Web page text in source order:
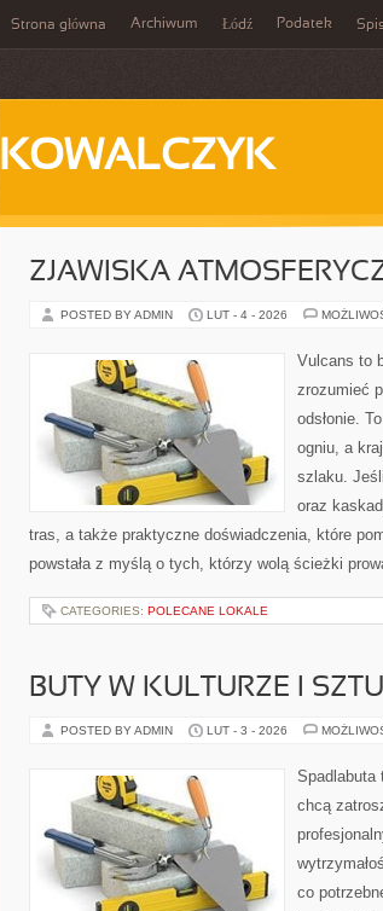
Strona główna Archiwum Łódź Podatek
KOWALCZYK
ZJAWISKA
POSTED BY ADMIN LUT - 4 - 2026
Vulcans to
zrozumieć
odsłonie.
ogniu, a
szlaku.
oraz
tras, a także praktyczne doświadczenia, które
powstała z myślą o tych, którzy wolą ścieżki
CATEGORIES: POLECANE LOKALE
BUTY W KULTURZE I
POSTED BY ADMIN LUT - 3 - 2026
Spadlabuta
chcą
co